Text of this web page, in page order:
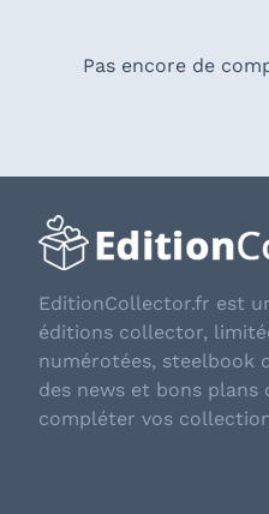
Pas encore de
EditionCollector.fr est
éditions collector,
numérotées, steelbook
des news et bons plans
compléter vos